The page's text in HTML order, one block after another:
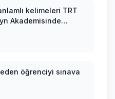
kelimeleri TRT
Akademisinde
öğrenciyi sınava